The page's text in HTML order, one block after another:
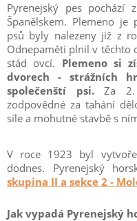
Pyrenejský pes pochází
Španělskem. Plemeno je
psů byly nalezeny již z
Odnepaměti plnil v těchto
stád ovcí. Plemeno si
dvorech - strážních
společenští psi.Za 2.
zodpovědné za tahání
síle a mohutné stavbě s
V roce 1923 byl
dodnes. Pyrenejský
skupina II a sekce 2 -
Jak vypadá Pyrenejský